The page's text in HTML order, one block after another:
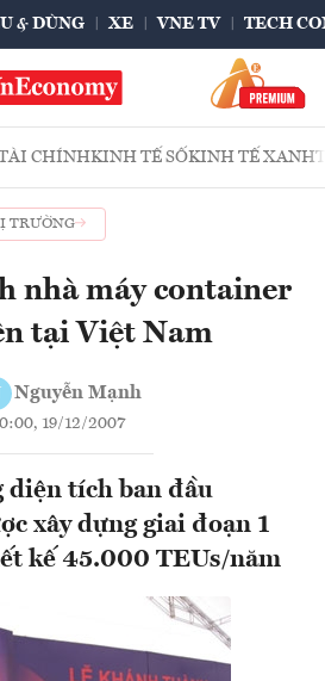
& DÙNG XE VNE TV TECH
CHÍNHKINH TẾ SỐKINH TẾ XANH
TRƯỜNG
nhà máy container
tại Việt Nam
Nguyễn Mạnh
19/12/2007
diện tích ban đầu
xây dựng giai đoạn 1
kế 45.000 TEUs/năm